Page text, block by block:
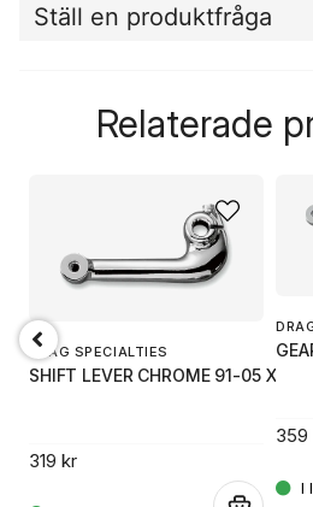
Ställ en produktfråga
Relaterade
DRAG SPECIALTIES
SHIFT LEVER CHROME 91-05 XL
319 kr
359